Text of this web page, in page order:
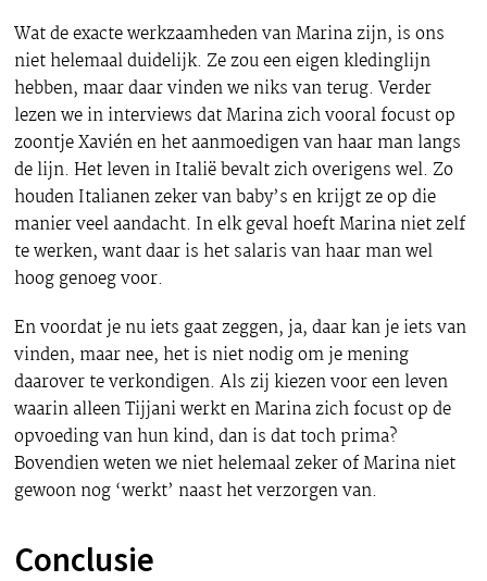
Wat de exacte werkzaamheden van Marina zijn, is ons
niet helemaal duidelijk. Ze zou een eigen kledinglijn
hebben, maar daar vinden we niks van terug. Verder
lezen we in interviews dat Marina zich vooral focust op
zoontje Xavién en het aanmoedigen van haar man langs
de lijn. Het leven in Italië bevalt zich overigens wel. Zo
houden Italianen zeker van baby’s en krijgt ze op die
manier veel aandacht. In elk geval hoeft Marina niet zelf
te werken, want daar is het salaris van haar man wel
hoog genoeg voor.
En voordat je nu iets gaat zeggen, ja, daar kan je iets van
vinden, maar nee, het is niet nodig om je mening
daarover te verkondigen. Als zij kiezen voor een leven
waarin alleen Tijjani werkt en Marina zich focust op de
opvoeding van hun kind, dan is dat toch prima?
Bovendien weten we niet helemaal zeker of Marina niet
gewoon nog ‘werkt’ naast het verzorgen van.
Conclusie